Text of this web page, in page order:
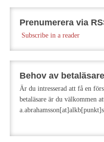
Prenumerera via
Subscribe in a reader
Behov av
Är du intresserad att få en
betaläsare är du välkommen